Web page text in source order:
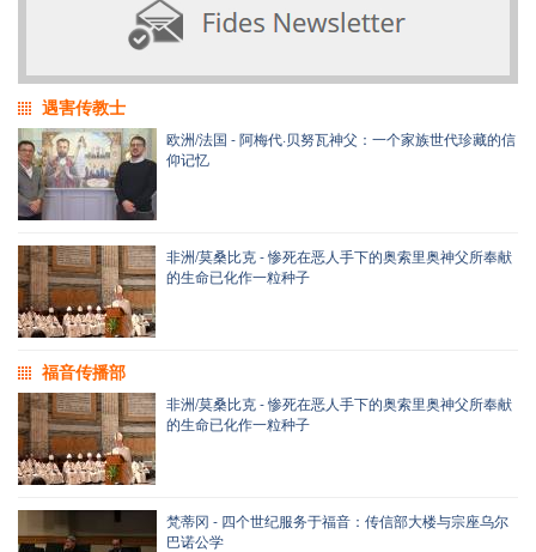
遇害传教士
欧洲/法国 - 阿梅代·贝努瓦神父：一个家族世代珍藏的信
仰记忆
非洲/莫桑比克 - 惨死在恶人手下的奥索里奥神父所奉献
的生命已化作一粒种子
福音传播部
非洲/莫桑比克 - 惨死在恶人手下的奥索里奥神父所奉献
的生命已化作一粒种子
梵蒂冈 - 四个世纪服务于福音：传信部大楼与宗座乌尔
巴诺公学